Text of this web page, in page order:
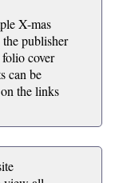
X-mas
publisher
cover
can be
the links